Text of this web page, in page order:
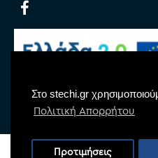
Στο stechi.gr
Πολιτική Απορρήτου
Προτιμήσεις
Copyright © 2022